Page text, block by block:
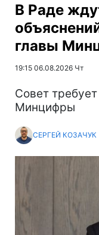
В Раде
главы
19:15 06.08.2026 Чт
Совет
Минцифры
СЕРГЕЙ КОЗАЧУК